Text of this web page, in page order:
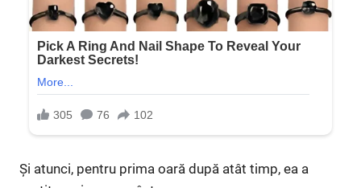
Și atunci, pentru prima oară după atât timp, ea a